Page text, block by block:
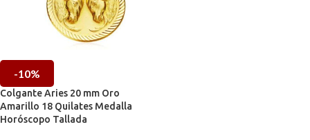
-10%
Colgante Aries 20 mm Oro
Amarillo 18 Quilates Medalla
Horóscopo Tallada